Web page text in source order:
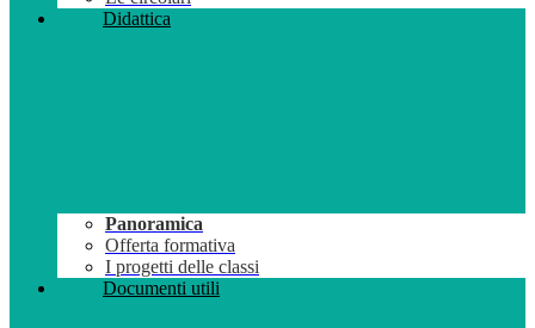
Didattica
Panoramica
Offerta formativa
I progetti delle classi
Documenti utili